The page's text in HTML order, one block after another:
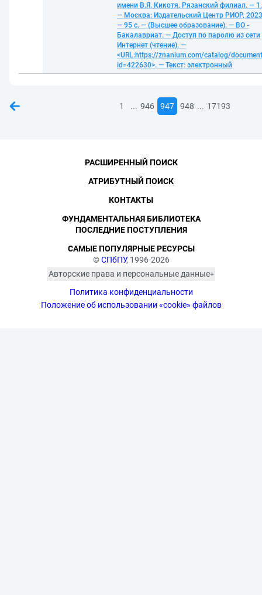
имени В.Я. Кикотя, Рязанский филиал. — 1.
— Москва: Издательский Центр РИОР,
— 95 с. — (Высшее образование). — ВО -
Бакалавриат. — Доступ по паролю из сети
Интернет (чтение). —
<URL:https://znanium.com/catalog/
id=422630>. — Текст: электронный
1 ... 946 947 948 ... 17193
©СПбПУ, 1996-2026
Авторские права и персональные данные
изображённых лиц в соответствии
с требованиями законодательства
Политика конфиденциальности
Положение об использовании «cookie» файлов
РАСШИРЕННЫЙ ПОИСК
АТРИБУТНЫЙ ПОИСК
КОНТАКТЫ
ФУНДАМЕНТАЛЬНАЯ БИБЛИОТЕКА
ПОСЛЕДНИЕ ПОСТУПЛЕНИЯ
САМЫЕ ПОПУЛЯРНЫЕ РЕСУРСЫ